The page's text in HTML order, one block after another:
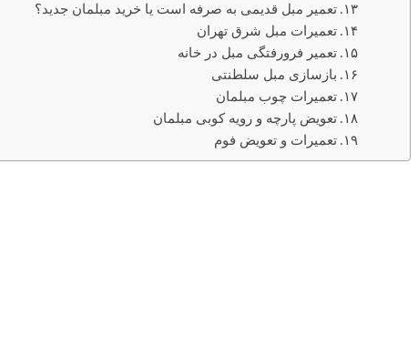
تعمیر مبل قدیمی به صرفه است یا خرید مبلمان جدید؟
تعمیرات مبل شرق تهران
تعمیر فرورفتگی مبل در خانه
بازسازی مبل سلطنتی
تعمیرات چوب مبلمان
تعویض پارچه و رویه کوبی مبلمان
تعمیرات و تعویض فوم